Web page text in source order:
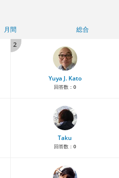
月間
総合
2
Yuya J. Kato
回答数： 0
Taku
回答数： 0